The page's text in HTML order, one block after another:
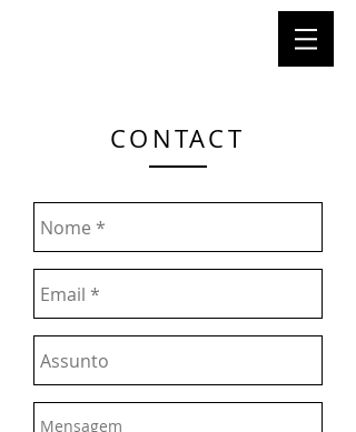
CONTACT